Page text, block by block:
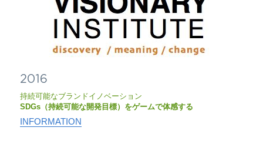
2016
持続可能なブランドイノベーション
SDGs（持続可能な開発目標）をゲームで体感する
INFORMATION